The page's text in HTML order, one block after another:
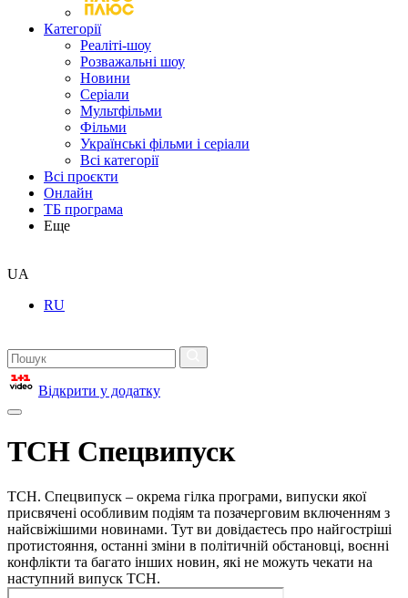
Категорії
Реаліті-шоу
Розважальні шоу
Новини
Серіали
Мультфільми
Фільми
Українські фільми і серіали
Всі категорії
Всі проєкти
Онлайн
ТБ програма
Еще
UA
RU
Відкрити у додатку
ТСН Спецвипуск
ТСН. Спецвипуск – окрема гілка програми, випуски якої
присвячені особливим подіям та позачерговим включенням з
найсвіжішими новинами. Тут ви довідаєтесь про найгостріші
протистояння, останні зміни в політичній обстановці, воєнні
конфлікти та багато інших новин, які не можуть чекати на
наступний випуск ТСН.